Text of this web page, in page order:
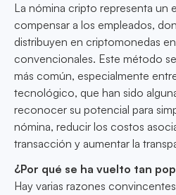
La nómina cripto representa un
compensar a los empleados,
distribuyen en criptomonedas
convencionales. Este método
más común, especialmente
tecnológico, que han sido
reconocer su potencial para
nómina, reducir los costos
transacción y aumentar la
¿Por qué se ha vuelto tan
Hay varias razones